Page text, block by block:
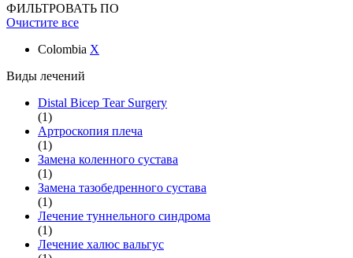
ФИЛЬТРОВАТЬ ПО
Очистите все
Colombia X
Виды лечений
Distal Bicep Tear Surgery
(1)
Артроскопия плеча
(1)
Замена коленного сустава
(1)
Замена тазобедренного сустава
(1)
Лечение туннельного синдрома
(1)
Лечение халюс вальгус